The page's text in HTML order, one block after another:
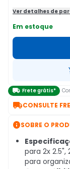
Ver detalhes de
Em estoque
 Frete grátis*
CONSULTE
SOBRE O
para 2x 2.5",
para